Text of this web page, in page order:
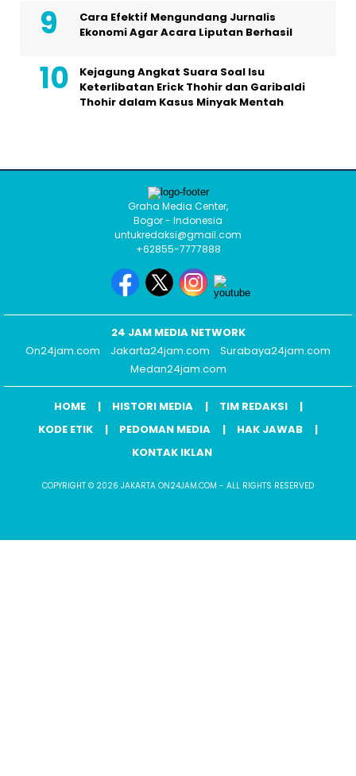
Cara Efektif Mengundang Jurnalis
Ekonomi Agar Acara Liputan Berhasil
Kejagung Angkat Suara Soal Isu
Keterlibatan Erick Thohir dan Garibaldi
Thohir dalam Kasus Minyak Mentah
Graha Media Center,
Bogor - Indonesia
untukredaksi@gmail.com
+62855-7777888
24 JAM MEDIA NETWORK
On24jam.com
Jakarta24jam.com
Surabaya24jam.com
Medan24jam.com
HOME HISTORI MEDIA
TIM REDAKSI
KODE ETIK
PEDOMAN MEDIA
HAK JAWAB
KONTAK IKLAN
COPYRIGHT © 2026 JAKARTA ON24JAM.COM - ALL RIGHTS RESERVED